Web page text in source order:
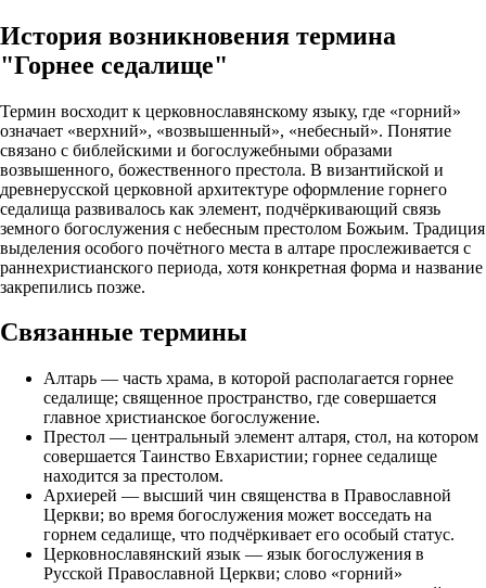
История возникновения термина
"Горнее седалище"
Термин восходит к церковнославянскому языку, где «горний»
означает «верхний», «возвышенный», «небесный». Понятие
связано с библейскими и богослужебными образами
возвышенного, божественного престола. В византийской и
древнерусской церковной архитектуре оформление горнего
седалища развивалось как элемент, подчёркивающий связь
земного богослужения с небесным престолом Божьим. Традиция
выделения особого почётного места в алтаре прослеживается с
раннехристианского периода, хотя конкретная форма и название
закрепились позже.
Связанные термины
Алтарь — часть храма, в которой располагается горнее
седалище; священное пространство, где совершается
главное христианское богослужение.
Престол — центральный элемент алтаря, стол, на котором
совершается Таинство Евхаристии; горнее седалище
находится за престолом.
Архиерей — высший чин священства в Православной
Церкви; во время богослужения может восседать на
горнем седалище, что подчёркивает его особый статус.
Церковнославянский язык — язык богослужения в
Русской Православной Церкви; слово «горний»